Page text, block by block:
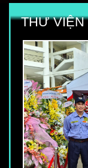
THƯ VIỆN